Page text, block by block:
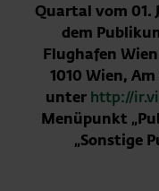
Quartal vom 01.
dem
Flughafen
1010 Wien,
unter http://
Menüpunkt
„Sonstige